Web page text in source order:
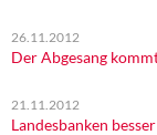
26.11.2012
Der Abgesang
21.11.2012
Landesbanken